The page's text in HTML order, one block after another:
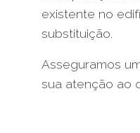
existente no
substituição.
Asseguramos
sua atenção ao